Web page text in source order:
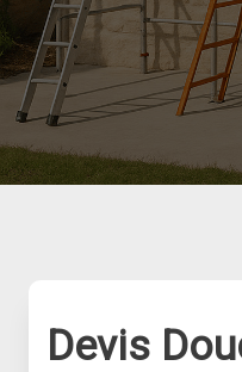
Devis